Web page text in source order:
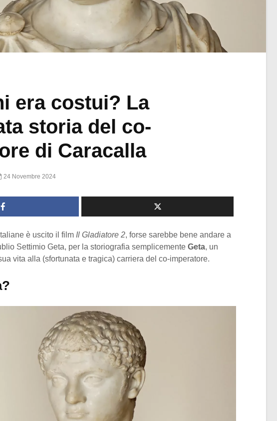
era costui? La
storia del co-
di Caracalla
24 Novembre 2024
è uscito il film Il Gladiatore 2, forse sarebbe bene andare a
Settimio Geta, per la storiografia semplicemente Geta, un
vita alla (sfortunata e tragica) carriera del co-imperatore.